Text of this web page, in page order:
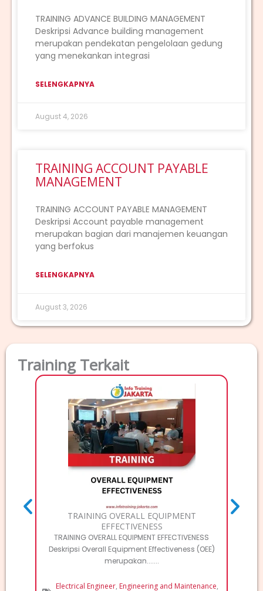
TRAINING ADVANCE BUILDING MANAGEMENT
Deskripsi Advance building management
merupakan pendekatan pengelolaan gedung
yang menekankan integrasi
SELENGKAPNYA
August 4, 2026
TRAINING ACCOUNT PAYABLE
MANAGEMENT
TRAINING ACCOUNT PAYABLE MANAGEMENT
Deskripsi Account payable management
merupakan bagian dari manajemen keuangan
yang berfokus
SELENGKAPNYA
August 3, 2026
Training Terkait
TRAINING OVERALL EQUIPMENT
EFFECTIVENESS
TRAINING OVERALL EQUIPMENT EFFECTIVENESS
Deskripsi Overall Equipment Effectiveness (OEE)
merupakan.......
Electrical Engineer, Engineering and Maintenance,